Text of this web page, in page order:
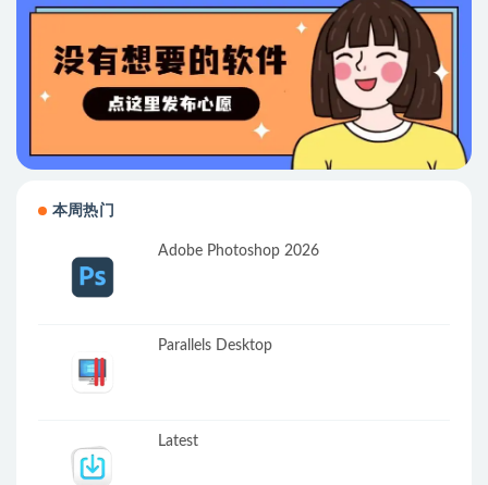
本周热门
Adobe Photoshop 2026
Parallels Desktop
Latest